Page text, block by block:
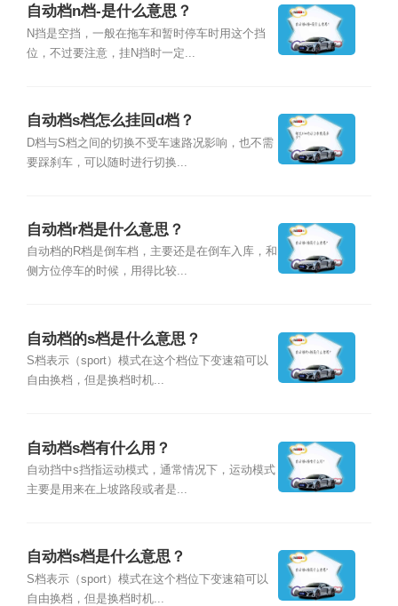
自动档n档-是什么意思？
N挡是空挡，一般在拖车和暂时停车时用这个挡
位，不过要注意，挂N挡时一定...
自动档s档怎么挂回d档？
D档与S档之间的切换不受车速路况影响，也不需
要踩刹车，可以随时进行切换...
自动档r档是什么意思？
自动档的R档是倒车档，主要还是在倒车入库，和
侧方位停车的时候，用得比较...
自动档的s档是什么意思？
S档表示（sport）模式在这个档位下变速箱可以
自由换档，但是换档时机...
自动档s档有什么用？
自动挡中s挡指运动模式，通常情况下，运动模式
主要是用来在上坡路段或者是...
自动档s档是什么意思？
S档表示（sport）模式在这个档位下变速箱可以
自由换档，但是换档时机...